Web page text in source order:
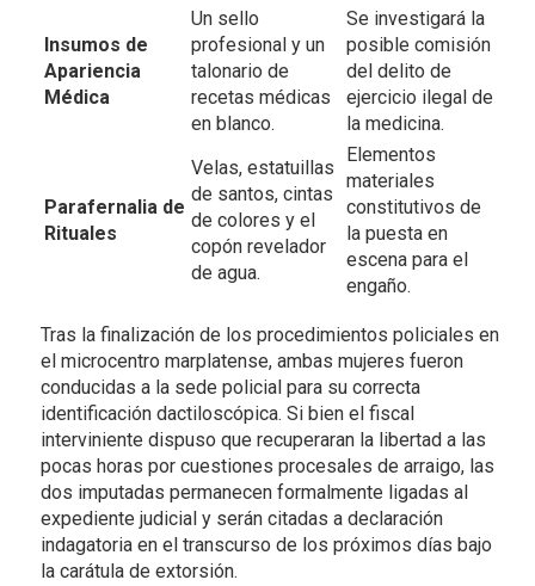
Insumos de
Apariencia
Médica
Un sello
profesional y un
talonario de
recetas médicas
en blanco.
Se investigará la
posible comisión
del delito de
ejercicio ilegal de
la medicina.
Parafernalia de
Rituales
Velas, estatuillas
de santos, cintas
de colores y el
copón revelador
de agua.
Elementos
materiales
constitutivos de
la puesta en
escena para el
engaño.
Tras la finalización de los procedimientos policiales en
el microcentro marplatense, ambas mujeres fueron
conducidas a la sede policial para su correcta
identificación dactiloscópica. Si bien el fiscal
interviniente dispuso que recuperaran la libertad a las
pocas horas por cuestiones procesales de arraigo, las
dos imputadas permanecen formalmente ligadas al
expediente judicial y serán citadas a declaración
indagatoria en el transcurso de los próximos días bajo
la carátula de extorsión.